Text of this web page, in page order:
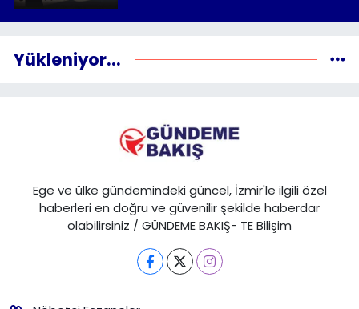
Yükleniyor...
Ege ve ülke gündemindeki güncel, İzmir'le ilgili özel
haberleri en doğru ve güvenilir şekilde haberdar
olabilirsiniz / GÜNDEME BAKIŞ- TE Bilişim